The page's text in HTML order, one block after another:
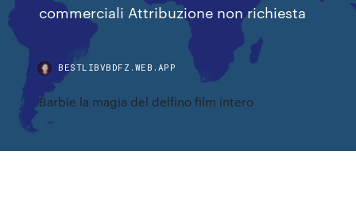
commerciali Attribuzione non richiesta
BESTLIBVBDFZ.WEB.APP
Barbie la magia del delfino film intero